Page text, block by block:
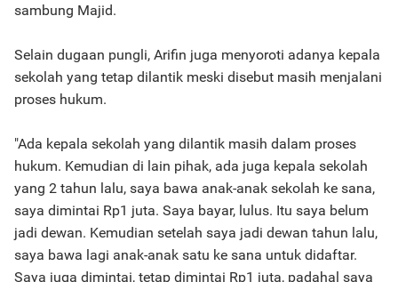
sambung Majid.
Selain dugaan pungli, Arifin juga menyoroti adanya kepala
sekolah yang tetap dilantik meski disebut masih menjalani
proses hukum.
"Ada kepala sekolah yang dilantik masih dalam proses
hukum. Kemudian di lain pihak, ada juga kepala sekolah
yang 2 tahun lalu, saya bawa anak-anak sekolah ke sana,
saya dimintai Rp1 juta. Saya bayar, lulus. Itu saya belum
jadi dewan. Kemudian setelah saya jadi dewan tahun lalu,
saya bawa lagi anak-anak satu ke sana untuk didaftar.
Saya juga dimintai, tetap dimintai Rp1 juta, padahal saya